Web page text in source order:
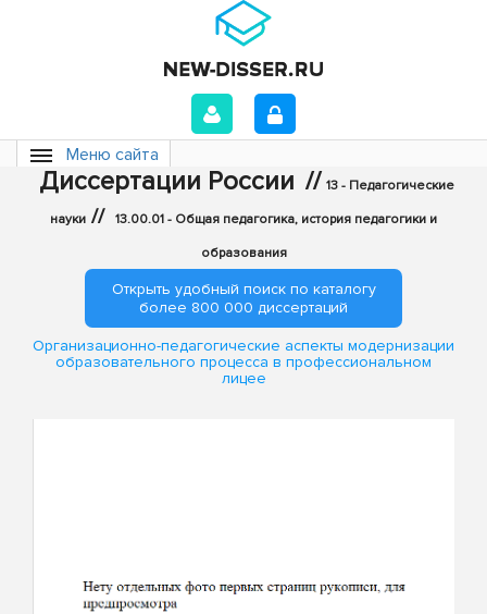
Меню сайта
Диссертации России // 13 - Педагогические
науки // 13.00.01 - Общая педагогика, история педагогики и
образования
Открыть удобный поиск по каталогу
более 800 000 диссертаций
Организационно-педагогические аспекты модернизации
образовательного процесса в профессиональном
лицее